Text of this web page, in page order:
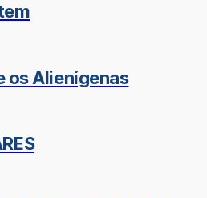
os Alienígenas